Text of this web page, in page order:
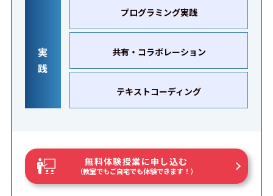
実
践
プログラミング実践
共有・コラボレーション
テキストコーディング
無料体験授業に申し込む
（教室でもご自宅でも体験できます！）